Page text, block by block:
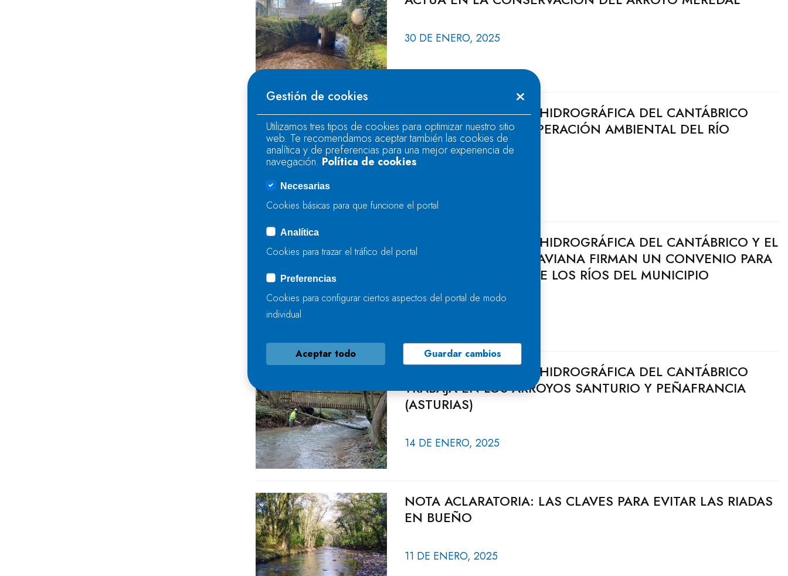
30 DE ENERO, 2025
LA CONFEDERACIÓN HIDROGRÁFICA DEL CANTÁBRICO
TRABAJA EN LA RECUPERACIÓN AMBIENTAL DEL RÍO
NALÓN
LA CONFEDERACIÓN HIDROGRÁFICA DEL CANTÁBRICO Y EL
AYUNTAMIENTO DE LAVIANA FIRMAN UN CONVENIO PARA
LA CONSERVACIÓN DE LOS RÍOS DEL MUNICIPIO
LA CONFEDERACIÓN HIDROGRÁFICA DEL CANTÁBRICO
TRABAJA EN LOS ARROYOS SANTURIO Y PEÑAFRANCIA
(ASTURIAS)
14 DE ENERO, 2025
NOTA ACLARATORIA: LAS CLAVES PARA EVITAR LAS RIADAS
EN BUEÑO
11 DE ENERO, 2025
Gestión de cookies
Utilizamos tres tipos de cookies para optimizar nuestro sitio
web. Te recomendamos aceptar también las cookies de
analítica y de preferencias para una mejor experiencia de
navegación. Política de cookies
Necesarias
Cookies básicas para que funcione el portal
Analítica
Cookies para trazar el tráfico del portal
Preferencias
Cookies para configurar ciertos aspectos del portal de modo
individual
Aceptar todo Guardar cambios